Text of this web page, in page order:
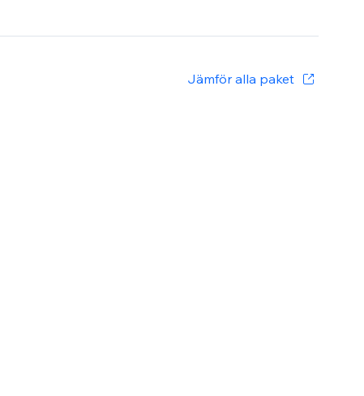
Jämför alla paket